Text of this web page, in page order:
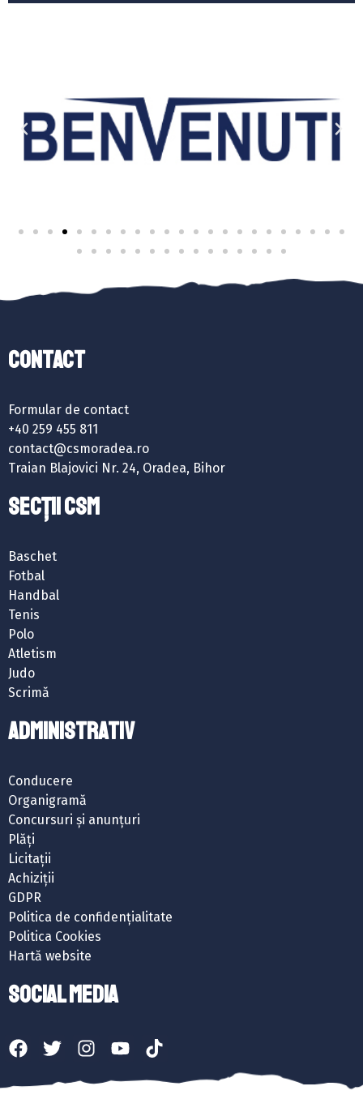
Contact
Formular de contact
+40 259 455 811
contact@csmoradea.ro
Traian Blajovici Nr. 24, Oradea, Bihor
SECȚII CSM
Baschet
Fotbal
Handbal
Tenis
Polo
Atletism
Judo
Scrimă
ADMINISTRATIV
Conducere
Organigramă
Concursuri și anunțuri
Plăți
Licitații
Achiziții
GDPR
Politica de confidențialitate
Politica Cookies
Hartă website
SOCIAL MEDIA